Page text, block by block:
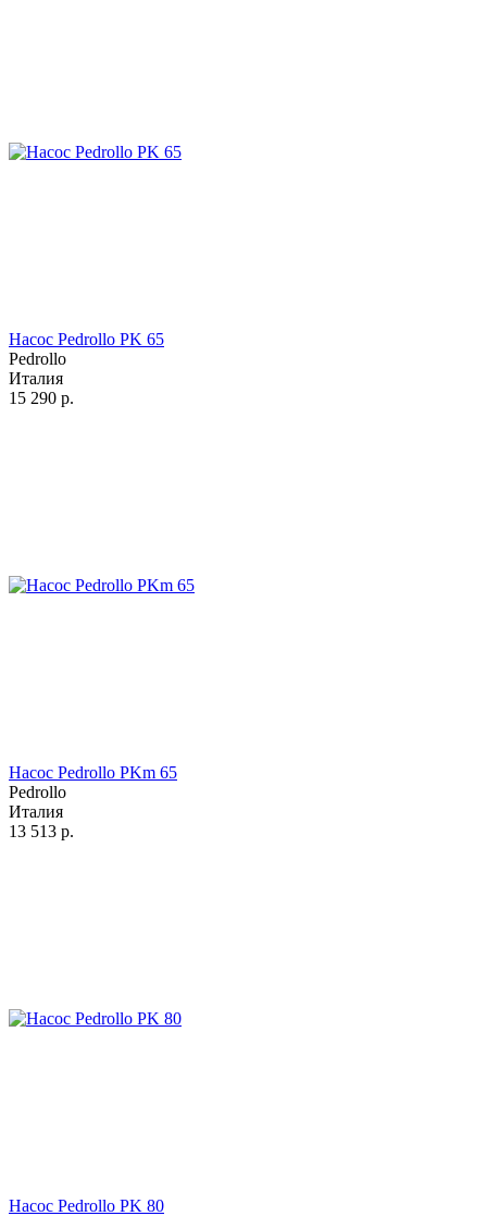
Насос Pedrollo PK 65
Pedrollo
Италия
15 290 р.
Насос Pedrollo PKm 65
Pedrollo
Италия
13 513 р.
Насос Pedrollo PK 80